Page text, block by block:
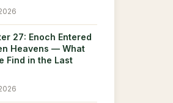
27: Enoch Entered
Heavens — What
Find in the Last